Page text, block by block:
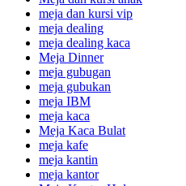
meja dan kursi vip
meja dealing
meja dealing kaca
Meja Dinner
meja gubugan
meja gubukan
meja IBM
meja kaca
Meja Kaca Bulat
meja kafe
meja kantin
meja kantor